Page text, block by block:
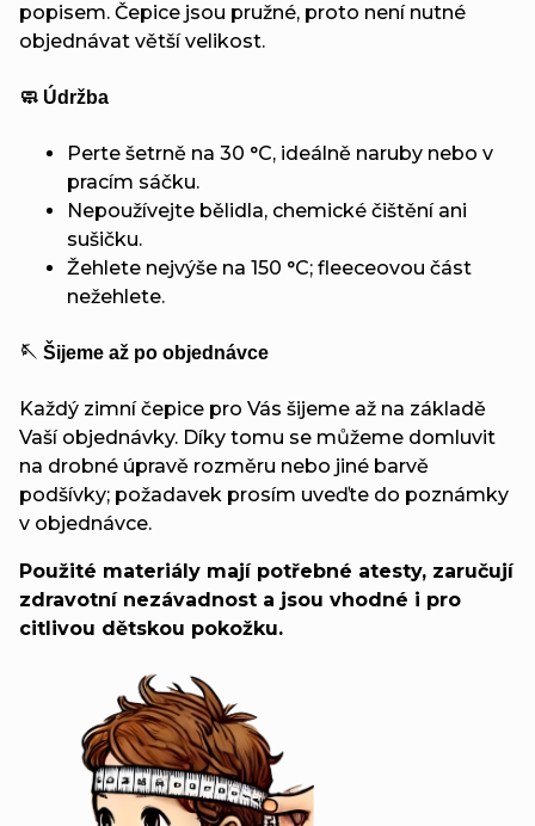
popisem. Čepice jsou pružné, proto není nutné
objednávat větší velikost.
🧼 Údržba
Perte šetrně na 30 °C, ideálně naruby nebo v
pracím sáčku.
Nepoužívejte bělidla, chemické čištění ani
sušičku.
Žehlete nejvýše na 150 °C; fleeceovou část
nežehlete.
🪡 Šijeme až po objednávce
Každý zimní čepice pro Vás šijeme až na základě
Vaší objednávky. Díky tomu se můžeme domluvit
na drobné úpravě rozměru nebo jiné barvě
podšívky; požadavek prosím uveďte do poznámky
v objednávce.
Použité materiály mají potřebné atesty, zaručují
zdravotní nezávadnost a jsou vhodné i pro
citlivou dětskou pokožku.